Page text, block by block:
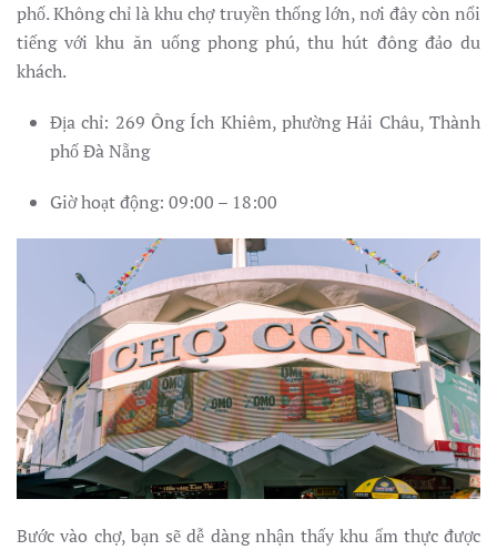
phố. Không chỉ là khu chợ truyền thống lớn, nơi đây còn nổi
tiếng với khu ăn uống phong phú, thu hút đông đảo du
khách.
Địa chỉ: 269 Ông Ích Khiêm, phường Hải Châu, Thành
phố Đà Nẵng
Giờ hoạt động: 09:00 – 18:00
Bước vào chợ, bạn sẽ dễ dàng nhận thấy khu ẩm thực được